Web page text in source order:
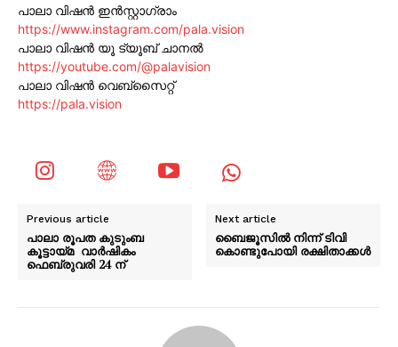
പാലാ വിഷൻ ഇൻസ്റ്റാഗ്രാം
https://www.instagram.com/pala.vision
പാലാ വിഷൻ യൂ ട്യൂബ് ചാനൽ
https://youtube.com/@palavision
പാലാ വിഷൻ വെബ്സൈറ്റ്
https://pala.vision
Previous article
പാലാ രൂപത കുടുംബ
കൂട്ടായ്മ വാർഷികം
ഫെബ്രുവരി 24 ന്
Next article
ബൈജൂസിൽ നിന്ന് ടിവി
കൊണ്ടുപോയി രക്ഷിതാക്കൾ